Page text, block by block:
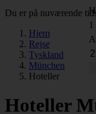
1
Du er på nuværende
Hjem
Rejse
Tyskland
München
Hoteller
Hoteller